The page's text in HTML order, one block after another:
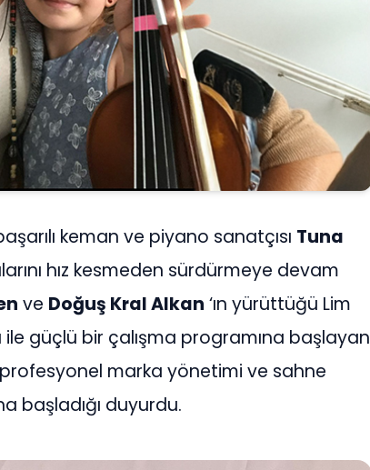
keman ve piyano sanatçısı Tuna
hız kesmeden sürdürmeye devam
ve Doğuş Kral Alkan ‘ın yürüttüğü Lim
güçlü bir çalışma programına başlayan
marka yönetimi ve sahne
başladığı duyurdu.